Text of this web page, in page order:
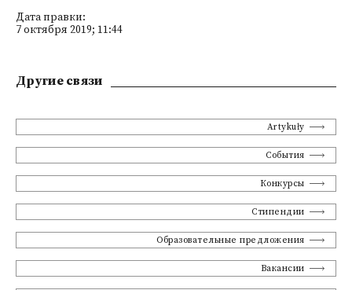
Дата правки:
7 октября 2019; 11:44
Другие связи
Artykuły
События
Конкурсы
Стипендии
Образовательные предложения
Вакансии